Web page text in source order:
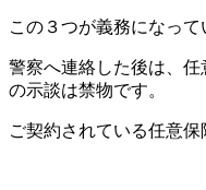
この３つが義務になって
警察へ連絡した後は、
の示談は禁物です。
ご契約されている任意保